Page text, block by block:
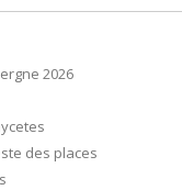
2026
des places